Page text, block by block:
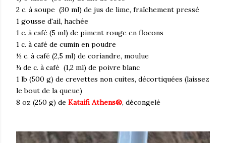
2 c. à soupe (30 ml) de jus de lime, fraîchement pressé
1 gousse d'ail, hachée
1 c. à café (5 ml) de piment rouge en flocons
1 c. à café de cumin en poudre
½ c. à café (2,5 ml) de coriandre, moulue
¼ de c. à café (1,2 ml) de poivre blanc
1 lb (500 g) de crevettes non cuites, décortiquées (laissez
le bout de la queue)
8 oz (250 g) de Kataifi Athens®, décongelé